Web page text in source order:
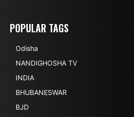
POPULAR TAGS
Odisha
NANDIGHOSHA TV
INDIA
BHUBANESWAR
BJD